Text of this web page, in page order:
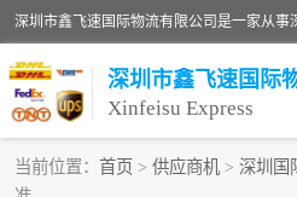
深圳市鑫飞速国际
Xinfeisu Express
当前位置： 首页 > 供应商机 > 深圳国